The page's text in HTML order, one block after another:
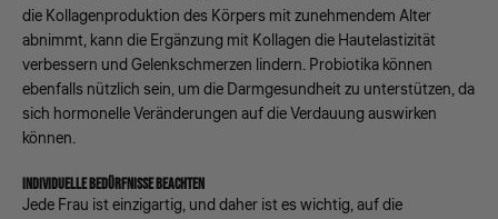
die Kollagenproduktion des Körpers mit zunehmendem Alter
abnimmt, kann die Ergänzung mit Kollagen die Hautelastizität
verbessern und Gelenkschmerzen lindern. Probiotika können
ebenfalls nützlich sein, um die Darmgesundheit zu unterstützen, da
sich hormonelle Veränderungen auf die Verdauung auswirken
können.
INDIVIDUELLE BEDÜRFNISSE BEACHTEN
Jede Frau ist einzigartig, und daher ist es wichtig, auf die